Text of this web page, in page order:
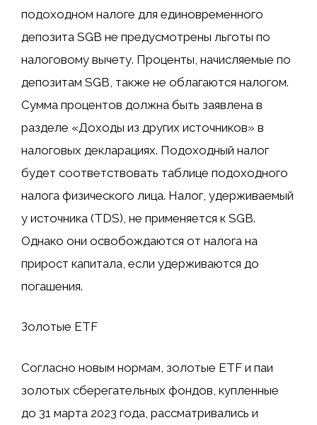
подоходном налоге для единовременного
депозита SGB не предусмотрены льготы по
налоговому вычету. Проценты, начисляемые по
депозитам SGB, также не облагаются налогом.
Сумма процентов должна быть заявлена ​​в
разделе «Доходы из других источников» в
налоговых декларациях. Подоходный налог
будет соответствовать таблице подоходного
налога физического лица. Налог, удерживаемый
у источника (TDS), не применяется к SGB.
Однако они освобождаются от налога на
прирост капитала, если удерживаются до
погашения.
Золотые ETF
Согласно новым нормам, золотые ETF и паи
золотых сберегательных фондов, купленные
до 31 марта 2023 года, рассматривались и